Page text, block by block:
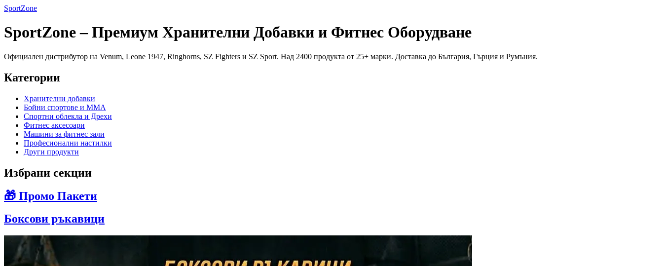
SportZone
SportZone – Премиум Хранителни Добавки и Фитнес Оборудване
Официален дистрибутор на Venum, Leone 1947, Ringhorns, SZ Fighters и SZ Sport. Над 2400 продукта от 25+ марки. Доставка до България, Гърция и Румъния.
Категории
Хранителни добавки
Бойни спортове и MMA
Спортни облекла и Дрехи
Фитнес аксесоари
Машини за фитнес зали
Професионални настилки
Други продукти
Избрани секции
🎁 Промо Пакети
Боксови ръкавици